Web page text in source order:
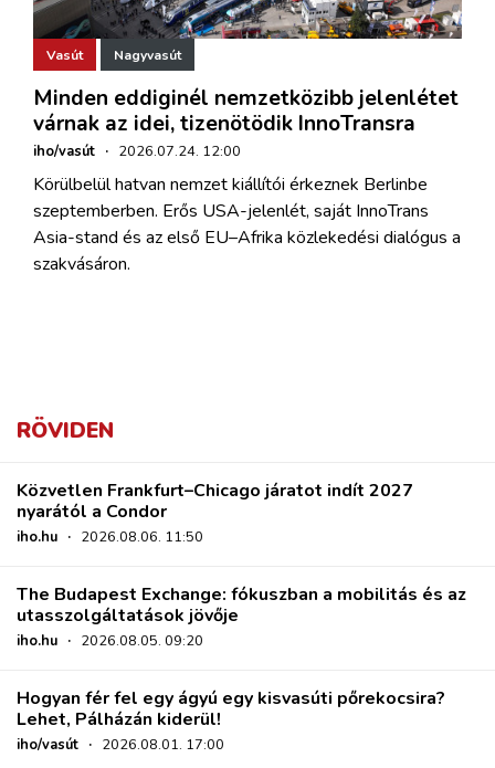
Vasút Nagyvasút
Minden eddiginél nemzetközibb jelenlétet
várnak az idei, tizenötödik InnoTransra
iho/vasút · 2026.07.24. 12:00
Körülbelül hatvan nemzet kiállítói érkeznek Berlinbe
szeptemberben. Erős USA-jelenlét, saját InnoTrans
Asia-stand és az első EU–Afrika közlekedési dialógus a
szakvásáron.
RÖVIDEN
Közvetlen Frankfurt–Chicago járatot indít 2027
nyarától a Condor
iho.hu · 2026.08.06. 11:50
The Budapest Exchange: fókuszban a mobilitás és az
utasszolgáltatások jövője
iho.hu · 2026.08.05. 09:20
Hogyan fér fel egy ágyú egy kisvasúti pőrekocsira?
Lehet, Pálházán kiderül!
iho/vasút · 2026.08.01. 17:00